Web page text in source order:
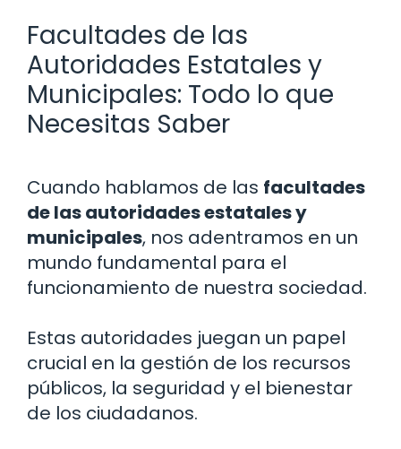
Facultades de las
Autoridades Estatales y
Municipales: Todo lo que
Necesitas Saber
Cuando hablamos de las facultades
de las autoridades estatales y
municipales, nos adentramos en un
mundo fundamental para el
funcionamiento de nuestra sociedad.
Estas autoridades juegan un papel
crucial en la gestión de los recursos
públicos, la seguridad y el bienestar
de los ciudadanos.